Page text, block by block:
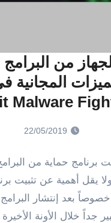
من
المجانية
Malware
22/05/2019
برنامج حماية من
يقل أهمية عن تثبيت
خصوصاً بعد إنتشار
جداً خلال الأونة